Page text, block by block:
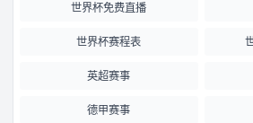
世界杯免费直播
世界杯赛程表
英超赛事
德甲赛事